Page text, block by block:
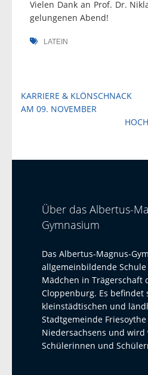
Vielen Dank an Prof. Dr.
gelungenen Abend!
LATEIN
Beitragsnavigation
KARRIERE & KLÖNSCHNACK
AM 09. NOVEMBER
Über das Albertus-
Gymnasium
Das Albertus-Magnus-
allgemeinbildende
Mädchen in Trägerschaft
Cloppenburg. Es befindet
kleinstädtischen und
Stadtgemeinde
Niedersachsens und wird
Schülerinnen und
Albertus-Magnus-